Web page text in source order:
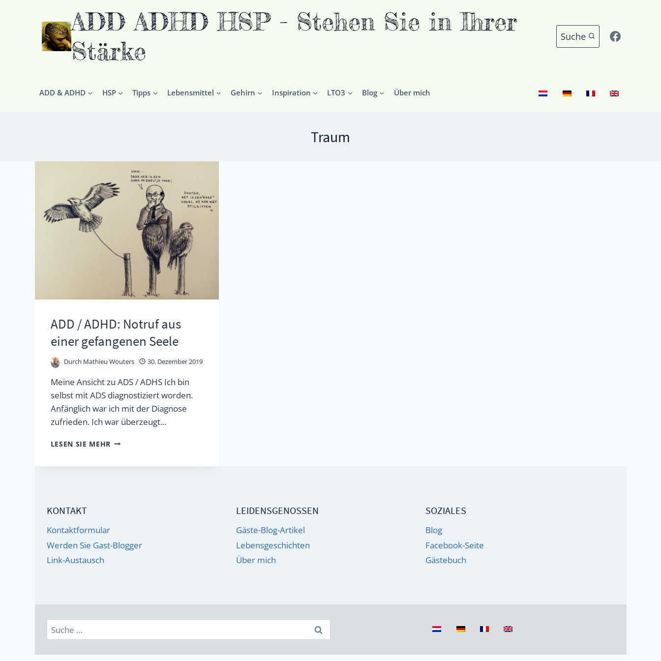
ADD ADHD HSP - Stehen Sie in Ihrer
Stärke
Suche
ADD & ADHD HSP Tipps Lebensmittel Gehirn Inspiration LTO3 Blog Über mich
Traum
ADD / ADHD: Notruf aus
einer gefangenen Seele
Durch Mathieu Wouters 30. Dezember 2019
Meine Ansicht zu ADS / ADHS Ich bin
selbst mit ADS diagnostiziert worden.
Anfänglich war ich mit der Diagnose
zufrieden. Ich war überzeugt...
LESEN SIE MEHR ADD
ADHD:
KONTAKT
Kontaktformular
Werden Sie Gast-Blogger
Link-Austausch
LEIDENSGENOSSEN
Gäste-Blog-Artikel
Lebensgeschichten
Über mich
SOZIALES
Blog
Facebook-Seite
Gästebuch
Suche
nach: